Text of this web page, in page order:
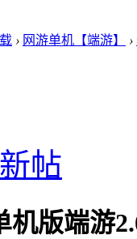
› 网游单机【端游】 ›
帖
机版端游